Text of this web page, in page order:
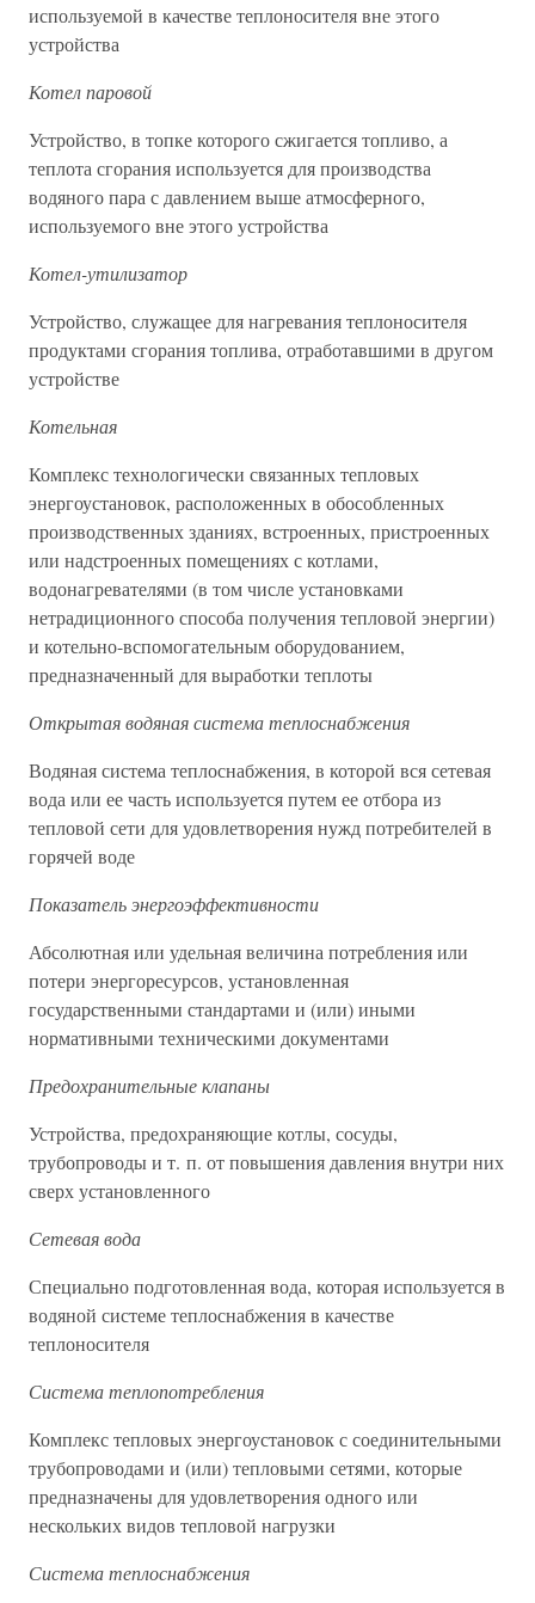
используемой в качестве теплоносителя вне этого
устройства
Котел паровой
Устройство, в топке которого сжигается топливо, а
теплота сгорания используется для производства
водяного пара с давлением выше атмосферного,
используемого вне этого устройства
Котел-утилизатор
Устройство, служащее для нагревания теплоносителя
продуктами сгорания топлива, отработавшими в другом
устройстве
Котельная
Комплекс технологически связанных тепловых
энергоустановок, расположенных в обособленных
производственных зданиях, встроенных, пристроенных
или надстроенных помещениях с котлами,
водонагревателями (в том числе установками
нетрадиционного способа получения тепловой энергии)
и котельно-вспомогательным оборудованием,
предназначенный для выработки теплоты
Открытая водяная система теплоснабжения
Водяная система теплоснабжения, в которой вся сетевая
вода или ее часть используется путем ее отбора из
тепловой сети для удовлетворения нужд потребителей в
горячей воде
Показатель энергоэффективности
Абсолютная или удельная величина потребления или
потери энергоресурсов, установленная
государственными стандартами и (или) иными
нормативными техническими документами
Предохранительные клапаны
Устройства, предохраняющие котлы, сосуды,
трубопроводы и т. п. от повышения давления внутри них
сверх установленного
Сетевая вода
Специально подготовленная вода, которая используется в
водяной системе теплоснабжения в качестве
теплоносителя
Система теплопотребления
Комплекс тепловых энергоустановок с соединительными
трубопроводами и (или) тепловыми сетями, которые
предназначены для удовлетворения одного или
нескольких видов тепловой нагрузки
Система теплоснабжения